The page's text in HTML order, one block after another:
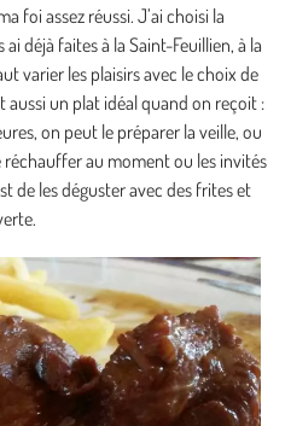
foi assez réussi. J’ai choisi la
déjà faites à la Saint-Feuillien, à la
varier les plaisirs avec le choix de
aussi un plat idéal quand on reçoit :
on peut le préparer la veille, ou
réchauffer au moment ou les invités
de les déguster avec des frites et